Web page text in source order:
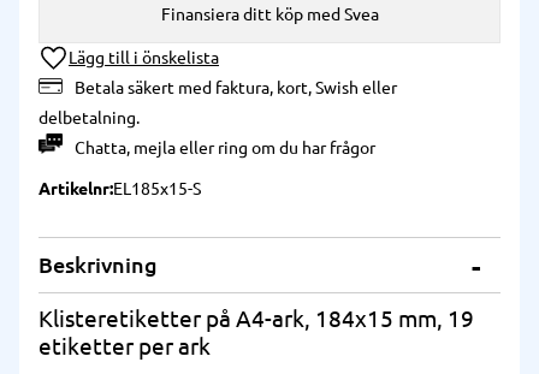
Lägg till i önskelista
Betala säkert med faktura, kort, Swish eller
delbetalning.
Chatta, mejlaellerring om du har frågor
Finansiera ditt köp med Svea
Artikelnr EL185x15-S
Beskrivning
Klisteretiketter på A4-ark, 184x15 mm, 19
etiketter per ark